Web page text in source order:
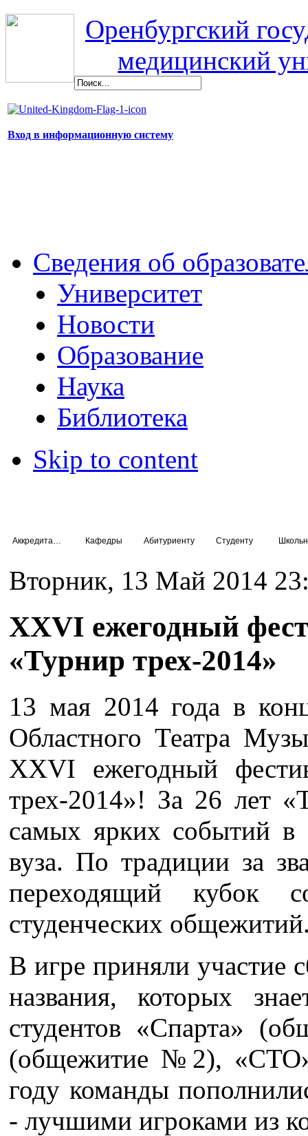
Оренбургский
медицинский
Вход в информационную систему
Сведения об
Университет
Новости
Образование
Наука
Библиотека
Skip to content
Кафедры Абитуриенту Студенту
Вторник, 13 Май 2014
XXVI ежегодный
«Турнир трех-2014»
13 мая 2014 года в
Областного Театра
XXVI ежегодный
трех-2014»! За 26 лет
самых ярких событий в
вуза. По традиции за
переходящий кубок
студенческих
В игре приняли
названия, которых
студентов «Спарта»
(общежитие №2),
году команды
- лучшими игроками из